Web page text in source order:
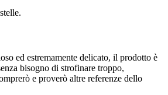
ed estremamente delicato, il prodotto è
bisogno di strofinare troppo,
e proverò altre referenze dello